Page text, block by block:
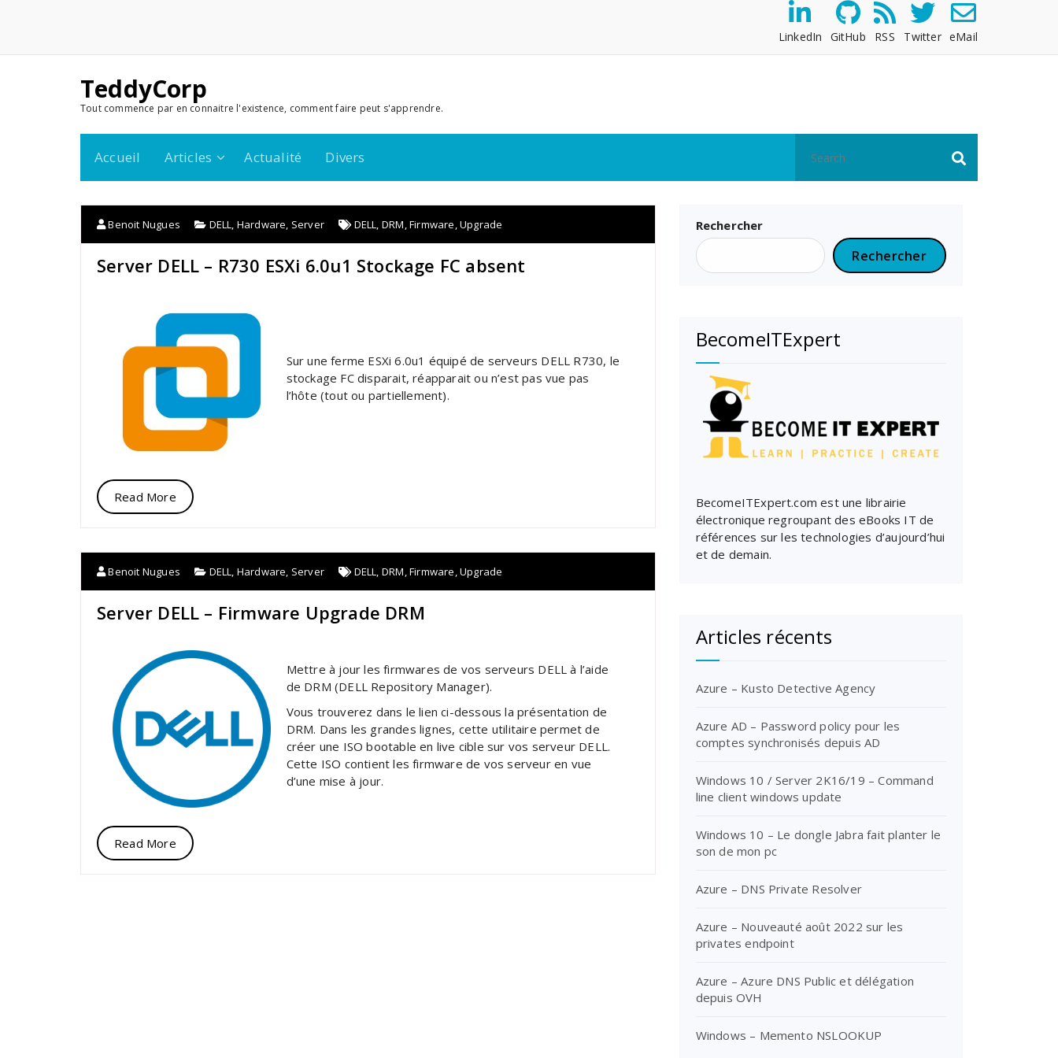
LinkedIn GitHub RSS Twitter eMail
TeddyCorp
Tout commence par en connaitre l'existence, comment faire peut s'apprendre.
Accueil Articles Actualité Divers
Benoit Nugues DELL, Hardware, Server DELL, DRM,Firmware,Upgrade
Server DELL – R730 ESXi 6.0u1 Stockage FC absent
Sur une ferme ESXi 6.0u1 équipé de serveurs DELL R730, le
stockage FC disparait, réapparait ou n’est pas vue pas
l’hôte (tout ou partiellement).
Read More
Benoit Nugues DELL Hardware Server DELL DRM Firmware Upgrade
Server DELL – Firmware Upgrade DRM
Mettre à jour les firmwares de vos serveurs DELL à l’aide
de DRM (DELL ​Repository Manager).
Vous trouverez dans le lien ci-dessous la présentation de
DRM. Dans les grandes lignes, cette utilitaire permet de
créer une ISO bootable en live cible sur vos serveur DELL.
Cette ISO contient les firmware de vos serveur en vue
d’une mise à jour.
Read More
Rechercher
Rechercher
BecomeITExpert
BecomeITExpert.com est une librairie
électronique regroupant des eBooks IT de
références sur les technologies d’aujourd’hui
et de demain.
Articles récents
Azure – Kusto Detective Agency
Azure AD – Password policy pour les
comptes synchronisés depuis AD
Windows 10 / Server 2K16/19 – Command
line client windows update
Windows 10 – Le dongle Jabra fait planter le
son de mon pc
Azure – DNS Private Resolver
Azure – Nouveauté août 2022 sur les
privates endpoint
Azure – Azure DNS Public et délégation
depuis OVH
Windows – Memento NSLOOKUP